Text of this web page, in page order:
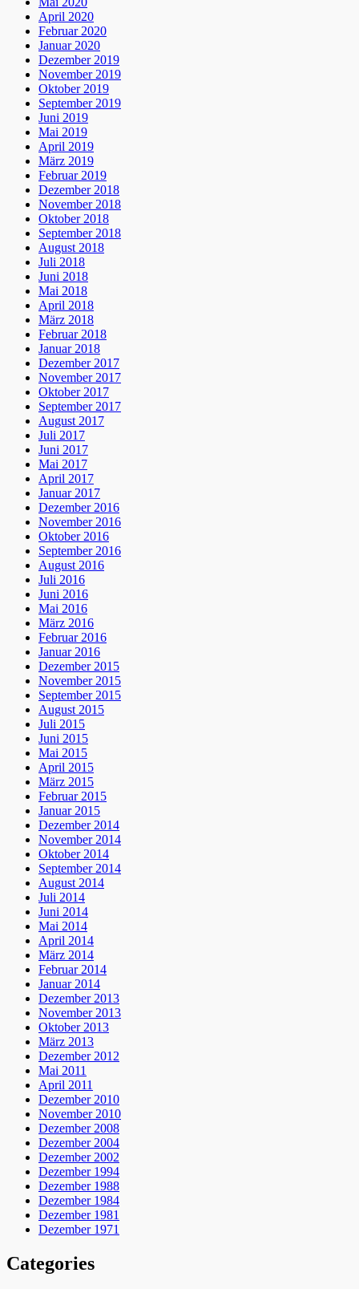
April 2020
Februar 2020
Januar 2020
Dezember 2019
November 2019
Oktober 2019
September 2019
Juni 2019
Mai 2019
April 2019
März 2019
Februar 2019
Dezember 2018
November 2018
Oktober 2018
September 2018
August 2018
Juli 2018
Juni 2018
Mai 2018
April 2018
März 2018
Februar 2018
Januar 2018
Dezember 2017
November 2017
Oktober 2017
September 2017
August 2017
Juli 2017
Juni 2017
Mai 2017
April 2017
Januar 2017
Dezember 2016
November 2016
Oktober 2016
September 2016
August 2016
Juli 2016
Juni 2016
Mai 2016
März 2016
Februar 2016
Januar 2016
Dezember 2015
November 2015
September 2015
August 2015
Juli 2015
Juni 2015
Mai 2015
April 2015
März 2015
Februar 2015
Januar 2015
Dezember 2014
November 2014
Oktober 2014
September 2014
August 2014
Juli 2014
Juni 2014
Mai 2014
April 2014
März 2014
Februar 2014
Januar 2014
Dezember 2013
November 2013
Oktober 2013
März 2013
Dezember 2012
Mai 2011
April 2011
Dezember 2010
November 2010
Dezember 2008
Dezember 2004
Dezember 2002
Dezember 1994
Dezember 1988
Dezember 1984
Dezember 1981
Dezember 1971
Categories